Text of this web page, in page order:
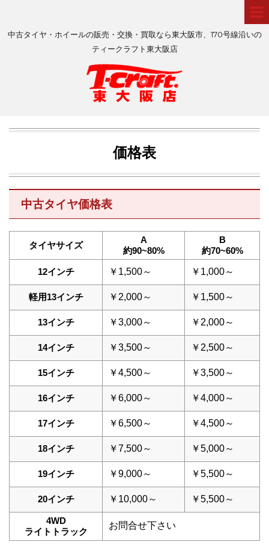
中古タイヤ・ホイールの販売・交換・買取なら東大阪市、170号線沿いの
ティークラフト東大阪店
価格表
中古タイヤ価格表
タイヤサイズ
A
約90~80%
B
約70~60%
12インチ ￥1,500～ ￥1,000～
軽用13インチ ￥2,000～ ￥1,500～
13インチ ￥3,000～ ￥2,000～
14インチ ￥3,500～ ￥2,500～
15インチ ￥4,500～ ￥3,500～
16インチ ￥6,000～ ￥4,000～
17インチ ￥6,500～ ￥4,500～
18インチ ￥7,500～ ￥5,000～
19インチ ￥9,000～ ￥5,500～
20インチ ￥10,000～ ￥5,500～
4WD
ライトトラック
お問合せ下さい